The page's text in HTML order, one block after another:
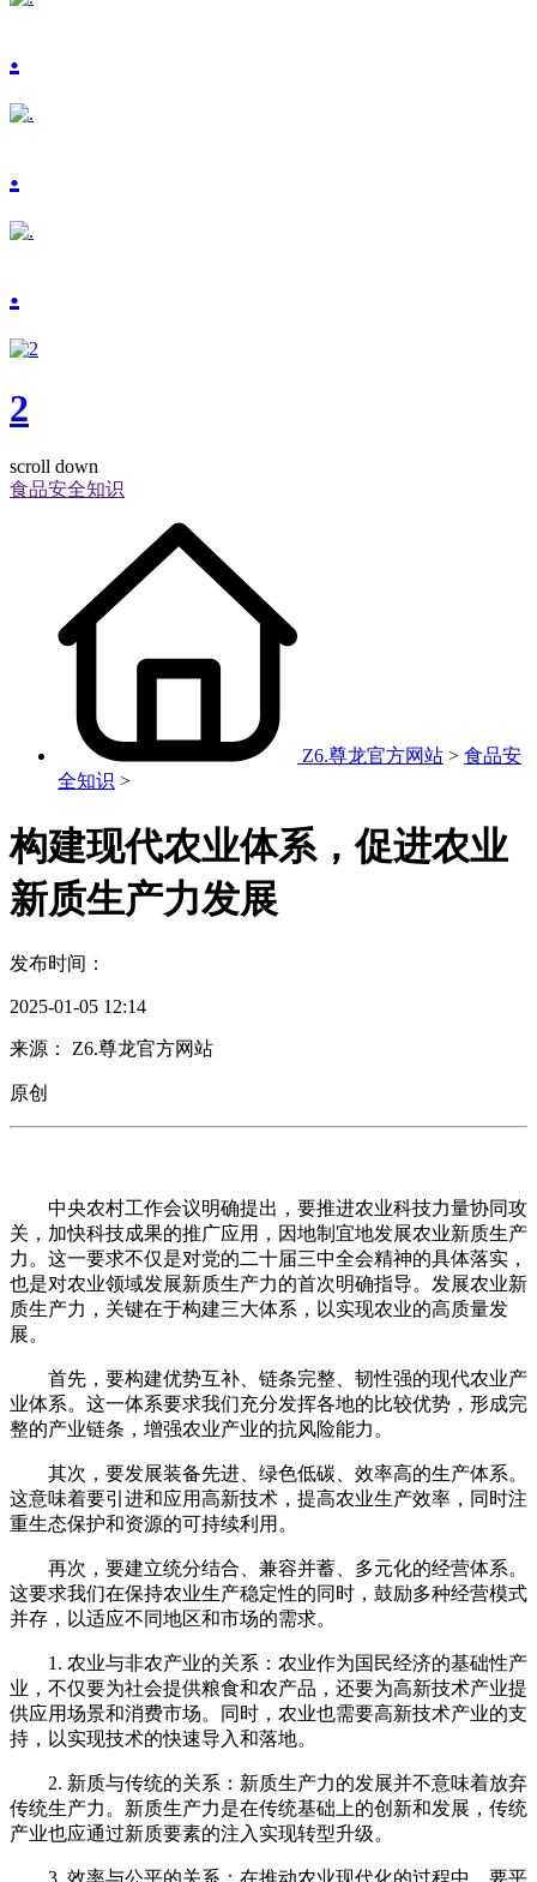
.
.
.
2
scroll down
食品安全知识
Z6.尊龙官方网站 > 食品安
全知识 >
构建现代农业体系，促进农业
新质生产力发展
发布时间：
2025-01-05 12:14
来源： Z6.尊龙官方网站
原创
中央农村工作会议明确提出，要推进农业科技力量协同攻
关，加快科技成果的推广应用，因地制宜地发展农业新质生产
力。这一要求不仅是对党的二十届三中全会精神的具体落实，
也是对农业领域发展新质生产力的首次明确指导。发展农业新
质生产力，关键在于构建三大体系，以实现农业的高质量发
展。
首先，要构建优势互补、链条完整、韧性强的现代农业产
业体系。这一体系要求我们充分发挥各地的比较优势，形成完
整的产业链条，增强农业产业的抗风险能力。
其次，要发展装备先进、绿色低碳、效率高的生产体系。
这意味着要引进和应用高新技术，提高农业生产效率，同时注
重生态保护和资源的可持续利用。
再次，要建立统分结合、兼容并蓄、多元化的经营体系。
这要求我们在保持农业生产稳定性的同时，鼓励多种经营模式
并存，以适应不同地区和市场的需求。
1. 农业与非农产业的关系：农业作为国民经济的基础性产
业，不仅要为社会提供粮食和农产品，还要为高新技术产业提
供应用场景和消费市场。同时，农业也需要高新技术产业的支
持，以实现技术的快速导入和落地。
2. 新质与传统的关系：新质生产力的发展并不意味着放弃
传统生产力。新质生产力是在传统基础上的创新和发展，传统
产业也应通过新质要素的注入实现转型升级。
3. 效率与公平的关系：在推动农业现代化的过程中，要平